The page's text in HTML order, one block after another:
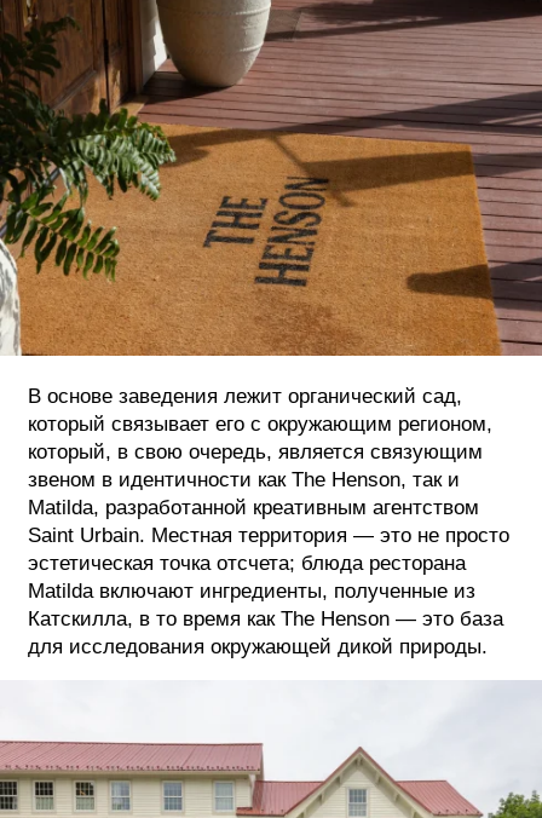
В основе заведения лежит органический сад,
который связывает его с окружающим регионом,
который, в свою очередь, является связующим
звеном в идентичности как The Henson, так и
Matilda, разработанной креативным агентством
Saint Urbain. Местная территория — это не просто
эстетическая точка отсчета; блюда ресторана
Matilda включают ингредиенты, полученные из
Катскилла, в то время как The Henson — это база
для исследования окружающей дикой природы.